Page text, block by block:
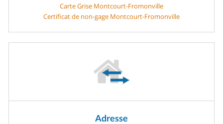
Carte Grise Montcourt-Fromonville
Certificat de non-gage Montcourt-Fromonville
Adresse